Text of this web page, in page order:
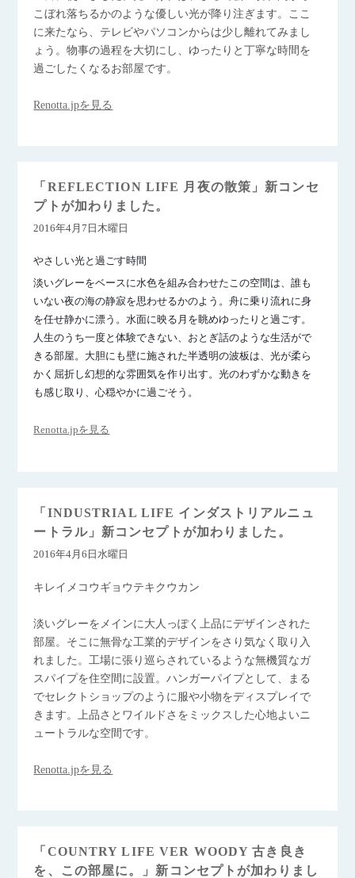
こぼれ落ちるかのような優しい光が降り注ぎます。ここ
に来たなら、テレビやパソコンからは少し離れてみまし
ょう。物事の過程を大切にし、ゆったりと丁寧な時間を
過ごしたくなるお部屋です。
Renotta.jpを見る
「REFLECTION LIFE 月夜の散策」新コンセ
プトが加わりました。
2016年4月7日木曜日
やさしい光と過ごす時間
淡いグレーをベースに水色を組み合わせたこの空間は、誰も
いない夜の海の静寂を思わせるかのよう。舟に乗り流れに身
を任せ静かに漂う。水面に映る月を眺めゆったりと過ごす。
人生のうち一度と体験できない、おとぎ話のような生活がで
きる部屋。大胆にも壁に施された半透明の波板は、光が柔ら
かく屈折し幻想的な雰囲気を作り出す。光のわずかな動きを
も感じ取り、心穏やかに過ごそう。
Renotta.jpを見る
「INDUSTRIAL LIFE インダストリアルニュ
ートラル」新コンセプトが加わりました。
2016年4月6日水曜日
キレイメコウギョウテキクウカン
淡いグレーをメインに大人っぽく上品にデザインされた
部屋。そこに無骨な工業的デザインをさり気なく取り入
れました。工場に張り巡らされているような無機質なガ
スパイプを住空間に設置。ハンガーパイプとして、まる
でセレクトショップのように服や小物をディスプレイで
きます。上品さとワイルドさをミックスした心地よいニ
ュートラルな空間です。
Renotta.jpを見る
「COUNTRY LIFE VER WOODY 古き良き
を、この部屋に。」新コンセプトが加わりまし